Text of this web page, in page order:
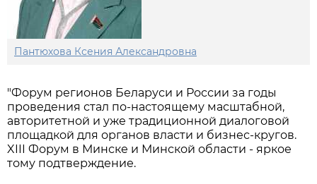
Пантюхова Ксения Александровна
"Форум регионов Беларуси и России за годы
проведения стал по-настоящему масштабной,
авторитетной и уже традиционной диалоговой
площадкой для органов власти и бизнес-кругов.
XIII Форум в Минске и Минской области - яркое
тому подтверждение.